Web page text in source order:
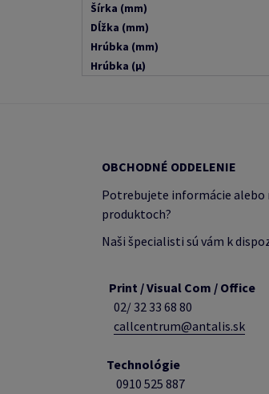
Šírka (mm)
Dĺžka (mm)
Hrúbka (mm)
Hrúbka (μ)
OBCHODNÉ ODDELENIE
Potrebujete informácie alebo
produktoch?
Naši špecialisti sú vám k
Print / Visual Com / Office
02/ 32 33 68 80
callcentrum@antalis.sk
Technológie
0910 525 887